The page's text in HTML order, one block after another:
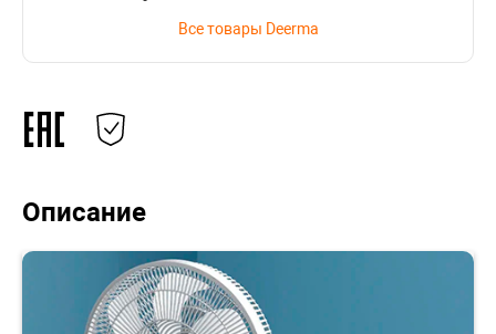
Все товары Deerma
Описание